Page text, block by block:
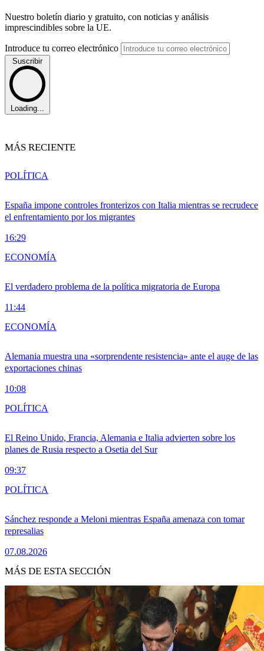
Nuestro boletín diario y gratuito, con noticias y análisis
imprescindibles sobre la UE.
Introduce tu correo electrónico
Suscribir
Loading...
MÁS RECIENTE
España impone controles fronterizos con Italia mientras se recrudece
el enfrentamiento por los migrantes
16:29
POLÍTICA
El verdadero problema de la política migratoria de Europa
11:44
ECONOMÍA
Alemania muestra una «sorprendente resistencia» ante el auge de las
exportaciones chinas
10:08
ECONOMÍA
El Reino Unido, Francia, Alemania e Italia advierten sobre los
planes de Rusia respecto a Osetia del Sur
09:37
POLÍTICA
Sánchez responde a Meloni mientras España amenaza con tomar
represalias
07.08.2026
POLÍTICA
MÁS DE ESTA SECCIÓN